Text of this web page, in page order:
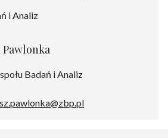
i Analiz
Pawlonka
Badań i Analiz